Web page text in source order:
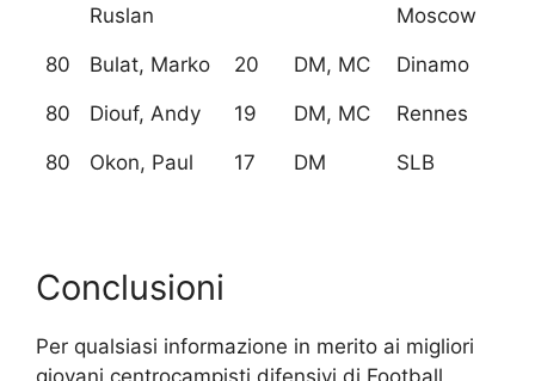
Ruslan
Moscow
80 Bulat, Marko 20 DM, MC Dinamo
80 Diouf, Andy 19 DM, MC Rennes
80 Okon, Paul 17 DM SLB
Conclusioni
Per qualsiasi informazione in merito ai migliori
giovani centrocampisti difensivi di Football